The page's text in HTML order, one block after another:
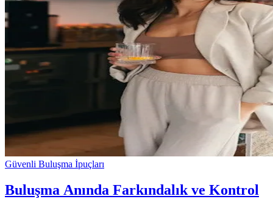
Güvenli Buluşma İpuçları
Buluşma Anında Farkındalık ve Kontrol